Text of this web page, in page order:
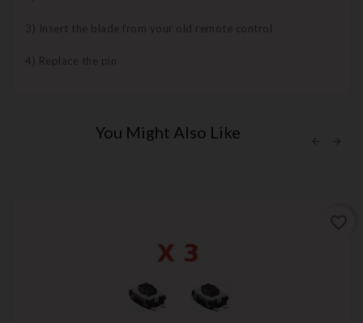
3) Insert the blade from your old remote control
4) Replace the pin
You Might Also Like